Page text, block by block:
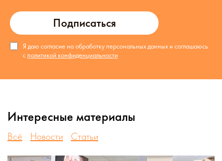
Подписаться
Я даю согласие на обработку персональных данных и соглашаюсь
с политикой конфиденциальности
Интересные материалы
Всё Новости Статьи